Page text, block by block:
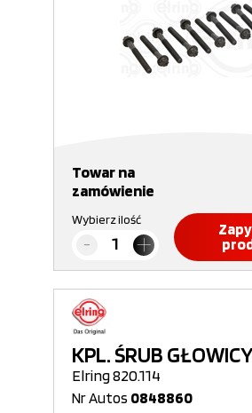
Towar na
zamówienie
Wybierz ilość
KPL. ŚRUB
Elring 820.114
Nr Autos 0848860